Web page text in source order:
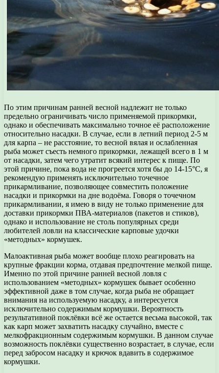
По этим причинам ранней весной надлежит не только
предельно ограничивать число применяемой прикормки,
однако и обеспечивать максимально точное её расположение
относительно насадки. В случае, если в летний период 2-5 м
для карпа – не расстояние, то весной вялая и ослабленная
рыба может съесть немного прикормки, лежащей всего в 1 м
от насадки, затем чего утратит всякий интерес к пище. По
этой причине, пока вода не прогреется хотя бы до 14-15°С, я
рекомендую применять исключительно точечное
прикармливание, позволяющее совместить положение
насадки и прикормки на дне водоёма. Говоря о точечном
прикармливании, я имею в виду не только применение для
доставки прикормки ПВА-материалов (пакетов и стиков),
однако и использование не столь популярных среди
любителей ловли на классические карповые удочки
«методных» кормушек.
Малоактивная рыба может вообще плохо реагировать на
крупные фракции корма, отдавая предпочтение мелкой пище.
Именно по этой причине ранней весной ловля с
использованием «методных» кормушек бывает особенно
эффективной даже в том случае, когда рыба не обращает
внимания на используемую насадку, а интересуется
исключительно содержимым кормушки. Вероятность
результативной поклёвки всё же остается весьма высокой, так
как карп может захватить насадку случайно, вместе с
мелкофракционным содержимым кормушки. В данном случае
возможность поклёвки существенно возрастает, в случае, если
перед забросом насадку и крючок вдавить в содержимое
кормушки.